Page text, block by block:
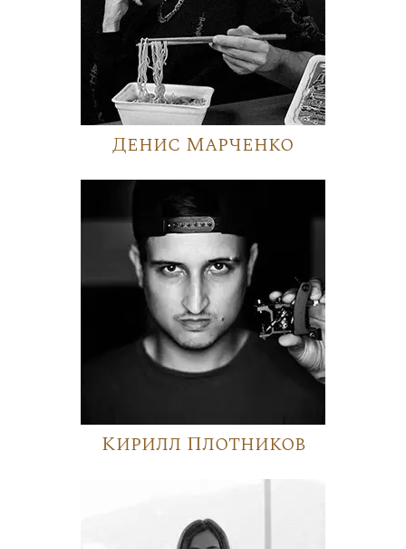
Денис Марченко
Кирилл Плотников